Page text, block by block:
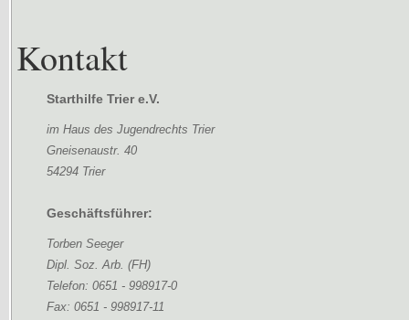
Kontakt
Starthilfe Trier e.V.
im Haus des Jugendrechts Trier
Gneisenaustr. 40
54294 Trier
Geschäftsführer:
Torben Seeger
Dipl. Soz. Arb. (FH)
Telefon: 0651 - 998917-0
Fax: 0651 - 998917-11